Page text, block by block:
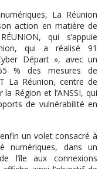
La Réunion
action en matière de
qui s’appuie
qui a réalisé 91
Départ », avec un
% des mesures de
La Réunion, centre de
Région et l’ANSSI, qui
de vulnérabilité en
un volet consacré à
numériques, dans un
l’île aux connexions